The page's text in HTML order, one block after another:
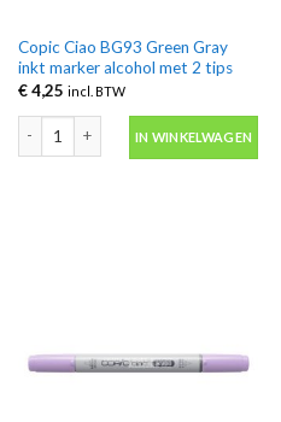
Copic Ciao BG93 Green Gray
inkt marker alcohol met 2 tips
€4,25 incl. BTW
IN WINKELWAGEN